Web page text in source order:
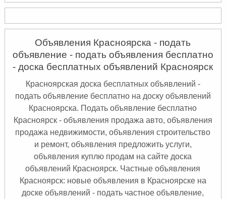
Объявления Красноярска - подать
объявление - подать объявления бесплатно
- доска бесплатных объявлений Красноярск
Красноярская доска бесплатных объявлений -
подать объявление бесплатно на доску объявлений
Красноярска. Подать объявление бесплатно
Красноярск- объявления продажа авто, объявления
продажа недвижимости, объявления строительство
и ремонт, объявления предложить услуги,
объявления куплю продам на сайте доска
объявлений Красноярск. Частные объявления
Красноярск: новые объявления в Красноярске на
доске объявлений - подать частное объявление,